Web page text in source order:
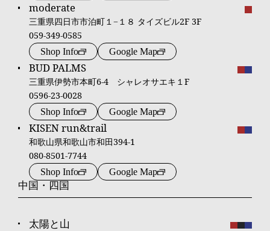
moderate
三重県四日市市泊町１−１８ タイズビル2F 3F
059-349-0585
Shop Info Google Map
BUD PALMS
三重県伊勢市本町6-4 シャレオサエキ１F
0596-23-0028
Shop Info Google Map
KISEN run&trail
和歌山県和歌山市和田394-1
080-8501-7744
Shop Info Google Map
中国・四国
太陽と山